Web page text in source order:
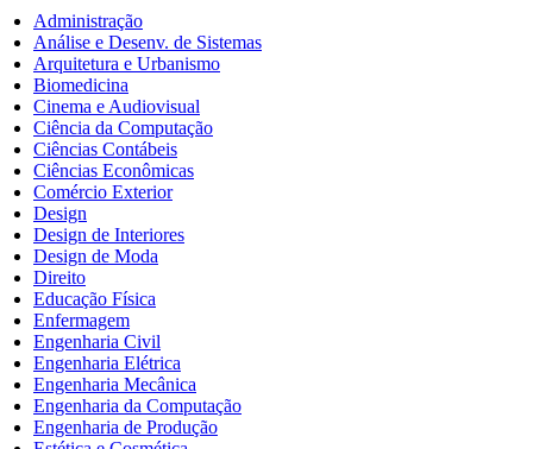
Administração
Análise e Desenv. de Sistemas
Arquitetura e Urbanismo
Biomedicina
Cinema e Audiovisual
Ciência da Computação
Ciências Contábeis
Ciências Econômicas
Comércio Exterior
Design
Design de Interiores
Design de Moda
Direito
Educação Física
Enfermagem
Engenharia Civil
Engenharia Elétrica
Engenharia Mecânica
Engenharia da Computação
Engenharia de Produção